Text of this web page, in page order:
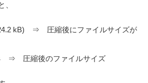
、
kB) ⇒ 圧縮後にファイルサイズが
⇒ 圧縮後のファイルサイズ